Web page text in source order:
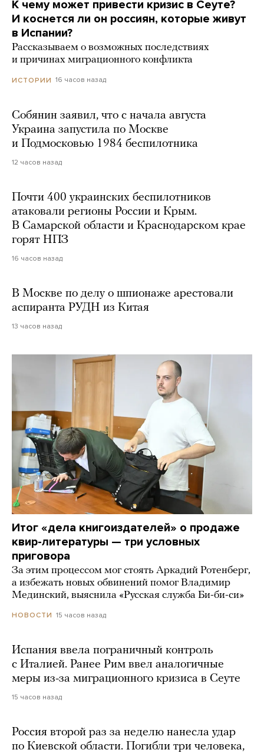
К чему может привести кризис в Сеуте?
И коснется ли он россиян, которые живут
в Испании?
Рассказываем о возможных последствиях
и причинах миграционного конфликта
ИСТОРИИ 16 часов назад
Собянин заявил, что с начала августа
Украина запустила по Москве
и Подмосковью 1984 беспилотника
12 часов назад
Почти 400 украинских беспилотников
атаковали регионы России и Крым.
В Самарской области и Краснодарском крае
горят НПЗ
16 часов назад
В Москве по делу о шпионаже арестовали
аспиранта РУДН из Китая
13 часов назад
Итог «дела книгоиздателей» о продаже
квир-литературы — три условных
приговора
За этим процессом мог стоять Аркадий Ротенберг,
а избежать новых обвинений помог Владимир
Мединский, выяснила «Русская служба Би-би-си»
НОВОСТИ 15 часов назад
Испания ввела пограничный контроль
с Италией. Ранее Рим ввел аналогичные
меры из-за миграционного кризиса в Сеуте
15 часов назад
Россия второй раз за неделю нанесла удар
по Киевской области. Погибли три человека,